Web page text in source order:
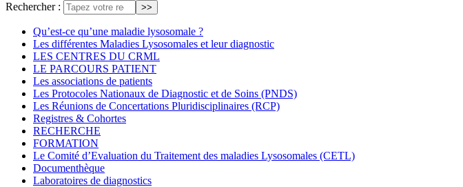
Rechercher :
Qu’est-ce qu’une maladie lysosomale ?
Les différentes Maladies Lysosomales et leur diagnostic
LES CENTRES DU CRML
LE PARCOURS PATIENT
Les associations de patients
Les Protocoles Nationaux de Diagnostic et de Soins (PNDS)
Les Réunions de Concertations Pluridisciplinaires (RCP)
Registres & Cohortes
RECHERCHE
FORMATION
Le Comité d’Evaluation du Traitement des maladies Lysosomales (CETL)
Documenthèque
Laboratoires de diagnostics